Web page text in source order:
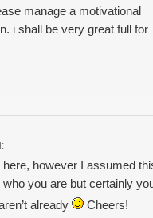
manage a motivational
i shall be very great full for
however I assumed
you are but certainly
already
Cheers!